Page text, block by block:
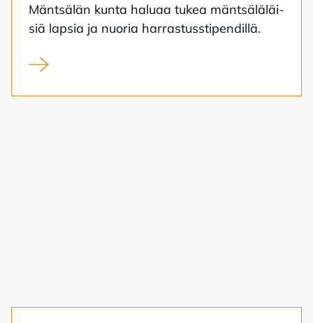
Mänt­sä­län kun­ta ha­lu­aa tu­kea mänt­sä­lä­läi­
siä lap­sia ja nuo­ria har­ras­tuss­ti­pen­dil­lä.
Syksyn 2026 harrastusstipendien hakuaika on alkanut